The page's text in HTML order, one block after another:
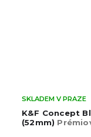
K&F Concept
SKLADEM V PRAZE